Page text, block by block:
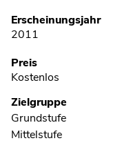
Erscheinungsjahr
2011
Preis
Kostenlos
Zielgruppe
Grundstufe
Mittelstufe